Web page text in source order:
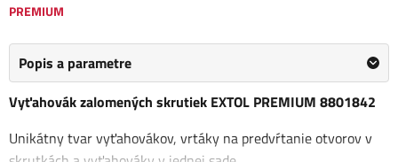
PREMIUM
Popis a parametre
Vyťahovák zalomených skrutiek EXTOL PREMIUM 8801842
Unikátny tvar vyťahovákov, vrtáky na predvŕtanie otvorov v